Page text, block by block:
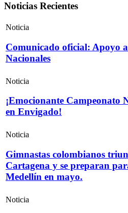
Noticias Recientes
Noticia
Comunicado oficial: Apoyo
Nacionales
Noticia
¡Emocionante Campeonato
en Envigado!
Noticia
Gimnastas colombianos
Cartagena y se preparan
Medellín en mayo.
Noticia